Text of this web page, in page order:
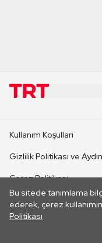
Bu sitede tanımlama
ederek, çerez
Politikası
CANLI YAYINLAR
Kullanım Koşulları
Gizlilik Politikası ve
Çerez Politikası
İletişim
Her hakkı saklıdır.